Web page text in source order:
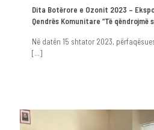
Dita Botërore e Ozonit 2023 –
Qendrës Komunitare “Të qëndrojmë
Në datën 15 shtator 2023,
[…]